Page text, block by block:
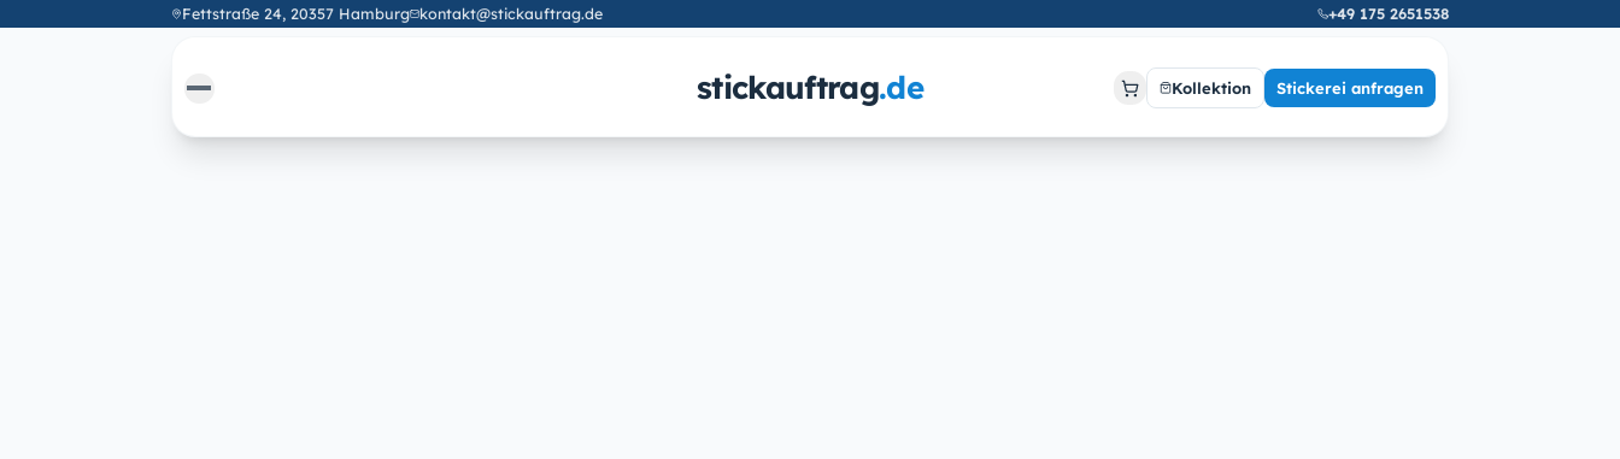
Fettstraße 24, 20357 Hamburg kontakt@stickauftrag.de +49 175 2651538
stickauftrag.de Kollektion Stickerei anfragen